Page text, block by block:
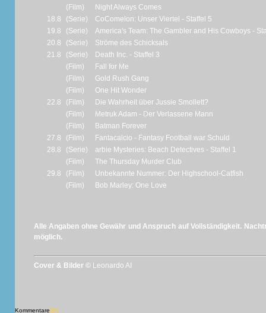
(Film)
Night Always Comes
18.8
(Serie)
CoComelon: Unser Viertel - Staffel 5
19.8
(Serie)
America's Team: The Gambler and His Cowboys -
20.8
(Serie)
Ströme des Schicksals
21.8
(Serie)
Death Inc. - Staffel 3
(Film)
Fall for Me
(Film)
Gold Rush Gang
(Film)
One Hit Wonder
22.8
(Film)
Die Wahrheit über Jussie Smollett?
(Film)
Metruk Adam - Der Verlassene Mann
(Film)
Batman Forever
27.8
(Film)
Fantacalcio - Fantasy Football war Schuld
28.8
(Serie)
arbie Mysteries: Beach Detectives - Staffel 1
(Film)
The Thursday Murder Club
29.8
(Film)
Unbekannte Nummer: Der Highschool-Catfish
(Film)
Bob Marley: One Love
Alle Angaben ohne Gewähr und Anspruch auf Vollständigkeit.
möglich.
Cover & Bilder © Leonardo AI
Kommentare[X]